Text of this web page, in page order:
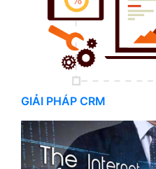
GIẢI PHÁP CRM